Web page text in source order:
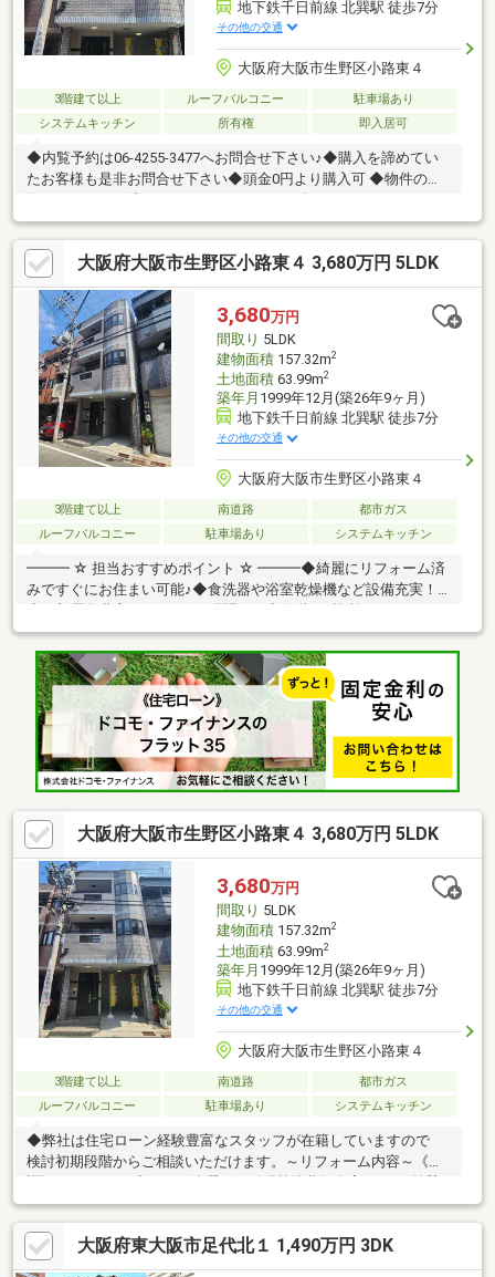
地下鉄千日前線 北巽駅 徒歩7分
その他の交通
大阪府大阪市生野区小路東４
3階建て以上 ルーフバルコニー
駐車場あり
システムキッチン
所有権 即入居可
◆内覧予約は06-4255-3477へお問合せ下さい♪◆購入を諦めてい
たお客様も是非お問合せ下さい◆頭金0円より購入可 ◆物件の特
ビニ徒歩圏内！・住環境良好◎◆見るだけ大歓迎◆接客対応品質
に自信があり◆夜間早朝もお気軽にご連絡ください！◆無料送迎
可「購入するか分からないけど見るだけ見たい」「他社の物件も
まとめて見てみたい」等 ご購入をご検討中のお客様にとって、よ
り良い条件でご購入頂く為に精一杯サポート致します不動産の事
なら何でもお気軽にご相談下さい！
大阪府大阪市生野区小路東４ 3,680万円 5LDK
3,680万円
間取り 5LDK
建物面積157.32m2
土地面積63.99m2
築年月 1999年12月(築26年9ヶ月)
地下鉄千日前線 北巽駅 徒歩7分
その他の交通
大阪府大阪市生野区小路東４
3階建て以上 南道路
都市ガス
ルーフバルコニー
駐車場あり システムキッチン
━━━ ☆ 担当おすすめポイント ☆ ━━━◆綺麗にリフォーム済
みですぐにお住まい可能♪◆食洗器や浴室乾燥機など設備充実！
完備しております！◆趣味等の空間にピッタリなルーフバルコニ
ー♪◆お車１台駐車可能なカースペースあり！◆耐久性に優れた
安心の鉄骨造♪━━━☆令和８年７月リフォーム完成☆━━━■ガ
ラストップコンロ新調 ■洗濯パン新調■全室クロス貼替 ■外壁
塗装 ■バルコニー塗装■防蟻工事 ■ハウスクリーニングなど
大阪府大阪市生野区小路東４ 3,680万円 5LDK
3,680万円
間取り 5LDK
建物面積157.32m2
土地面積63.99m2
築年月 1999年12月(築26年9ヶ月)
地下鉄千日前線 北巽駅 徒歩7分
その他の交通
大阪府大阪市生野区小路東４
3階建て以上 南道路
都市ガス
ルーフバルコニー
駐車場あり システムキッチン
◆弊社は住宅ローン経験豊富なスタッフが在籍していますので
検討初期段階からご相談いただけます。～リフォーム内容～《新
バルコニー防蟻工事、ハウスクリーニングも完了しております!!・
大阪メトロ千日前線「北巽」駅 徒歩7分・広々ルーフバルコニー
が魅力的な鉄骨造住宅・追加リフォームも承ります・現在空家に
つき即日内覧可能+即引き渡し可能物件◆◆◆不動産のことなら
大阪府東大阪市足代北１ 1,490万円 3DK